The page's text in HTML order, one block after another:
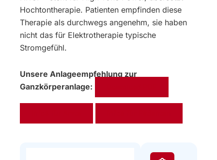
Hochtontherapie. Patienten empfinden diese
Therapie als durchwegs angenehm, sie haben
nicht das für Elektrotherapie typische
Stromgefühl.
Unsere Anlageempfehlung zur
Ganzkörperanlage: